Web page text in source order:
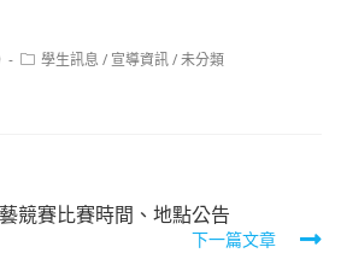
Post學生訊息 / 宣導資訊/未分類
競賽比賽時間、地點公告
下一篇文章